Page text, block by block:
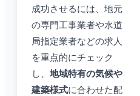
成功させるには、地元
の専門工事業者や水道
局指定業者などの求人
を重点的にチェック
し、 地域特有の気候や
建築様式に合わせた配